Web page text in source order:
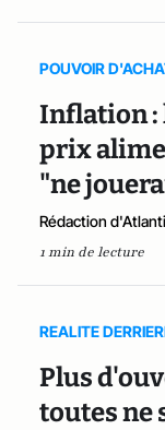
POUVOIR
Inflation :
prix
"ne
Rédaction
1 min de lecture
REALITE
Plus
toutes ne